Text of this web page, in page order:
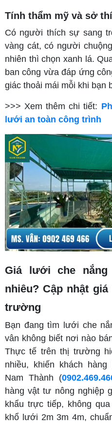
Tính thẩm mỹ và sở
Có người thích sự sang
vàng cát, có người
nhiên thì chọn xanh lá.
ban công vừa đáp ứng
giác thoải mái mỗi khi bạn
>>> Xem thêm chi tiết:
lưới an toàn công trình
Giá lưới che
nhiêu? Cập nhật
trường
Bạn đang tìm lưới che
vân không biết nơi nào
Thực tế trên thị trường
nhiều, khiến khách
Nam Thành (
hàng vật tư nông nghiệp
khẩu trực tiếp, không
khổ lưới 2m 3m 4m,